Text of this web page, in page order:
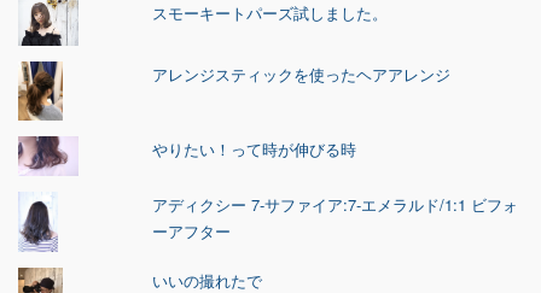
スモーキートパーズ試しました。
アレンジスティックを使ったヘアアレンジ
やりたい！って時が伸びる時
アディクシー 7-サファイア:7-エメラルド/1:1 ビフォ
ーアフター
いいの撮れたで